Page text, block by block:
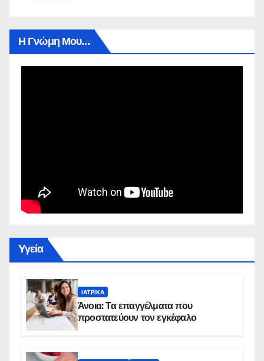
Η Γνώμη Μου…
Yγεία
ΙΑΤΡΙΚΆ
Άνοια: Τα επαγγέλματα που
προστατεύουν τον εγκέφαλο